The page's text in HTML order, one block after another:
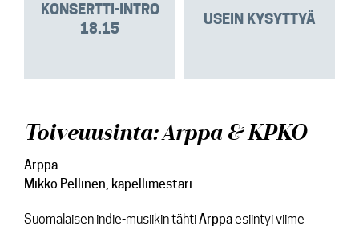
KONSERTTI-INTRO
18.15
USEIN KYSYTTYÄ
Toiveuusinta: Arppa & KPKO
Arppa
Mikko Pellinen, kapellimestari
Suomalaisen indie-musiikin tähtiArppaesiintyi viime